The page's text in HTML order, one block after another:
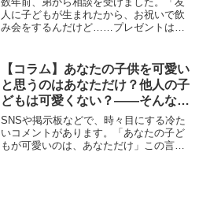
人に子どもが生まれたから、お祝いで飲
み会をするんだけど……プレゼントは何
は即答しました。「飲み会はやめなさ
い。」一瞬、弟は驚いていた...
【コラム】あなたの子供を可愛い
と思うのはあなただけ？他人の子
どもは可愛くない？――そんなこ
とはありません！
SNSや掲示板などで、時々目にする冷た
いコメントがあります。「あなたの子ど
もが可愛いのは、あなただけ」この言葉